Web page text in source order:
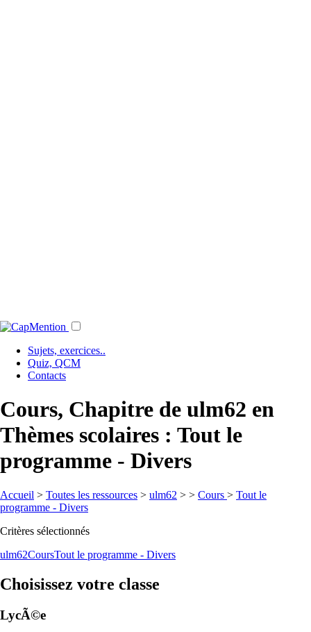
Sujets, exercices..
Quiz, QCM
Contacts
Cours, Chapitre de ulm62 en
Thèmes scolaires : Tout le
programme - Divers
Accueil > Toutes les ressources > ulm62 > > Cours > Tout le
programme - Divers
Critères sélectionnés
ulm62CoursTout le programme - Divers
Choisissez votre classe
LycÃ©e